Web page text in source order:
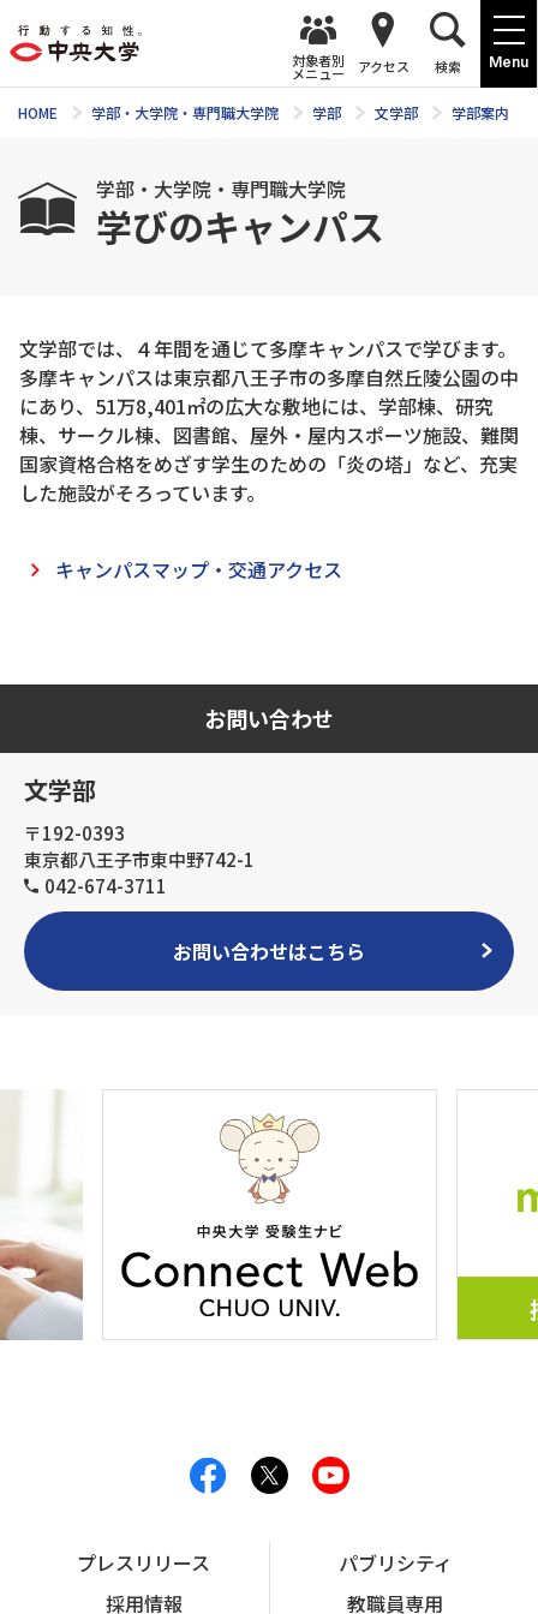
Menu
対象者別
メニュー アクセス 検索
HOME 学部・大学院・専門職大学院 学部 文学部 学部案内
学部・大学院・専門職大学院
学びのキャンパス
文学部では、４年間を通じて多摩キャンパスで学びます。
多摩キャンパスは東京都八王子市の多摩自然丘陵公園の中
にあり、51万8,401㎡の広大な敷地には、学部棟、研究
棟、サークル棟、図書館、屋外・屋内スポーツ施設、難関
国家資格合格をめざす学生のための「炎の塔」など、充実
した施設がそろっています。
キャンパスマップ・交通アクセス
お問い合わせ
文学部
〒192-0393
東京都八王子市東中野742-1
042-674-3711
お問い合わせはこちら
プレスリリース
パブリシティ
採用情報
教職員専用